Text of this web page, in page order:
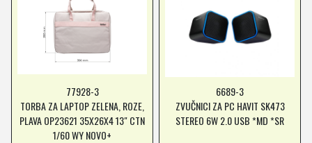
77928-3
TORBA ZA LAPTOP ZELENA, ROZE,
PLAVA OP23621 35X26X4 13" CTN
1/60 WY NOVO+
6689-3
ZVUČNICI ZA PC HAVIT SK473
STEREO 6W 2.0 USB *MD *SR